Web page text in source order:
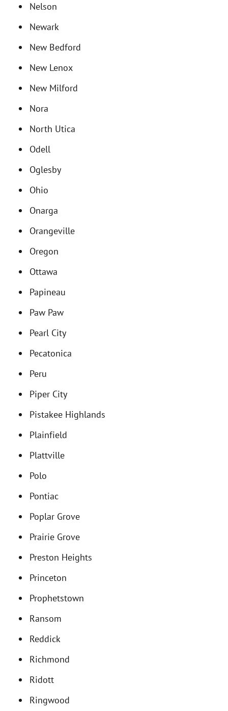
Nelson
Newark
New Bedford
New Lenox
New Milford
Nora
North Utica
Odell
Oglesby
Ohio
Onarga
Orangeville
Oregon
Ottawa
Papineau
Paw Paw
Pearl City
Pecatonica
Peru
Piper City
Pistakee Highlands
Plainfield
Plattville
Polo
Pontiac
Poplar Grove
Prairie Grove
Preston Heights
Princeton
Prophetstown
Ransom
Reddick
Richmond
Ridott
Ringwood